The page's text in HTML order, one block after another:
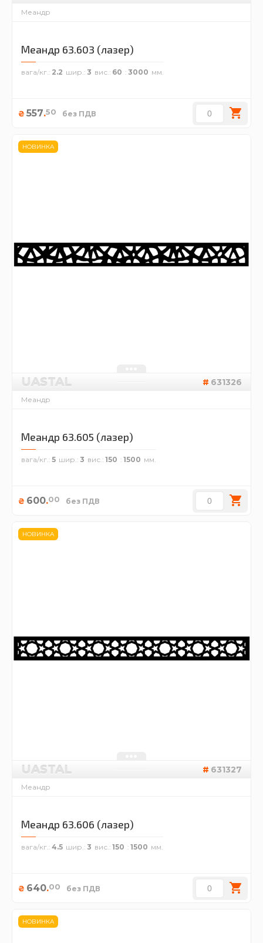
Меандр
Меандр 63.603 (лазер)
вага/кг. 2.2 шир. 3 вис. 60 3000
₴ 557.50 без ПДВ
НОВИНКА
UASTAL 631326
Меандр
Меандр 63.605 (лазер)
вага/кг. 5 шир. 3 вис. 150 1500
₴ 600.00 без ПДВ
НОВИНКА
UASTAL 631327
Меандр
Меандр 63.606 (лазер)
вага/кг. 4.5 шир. 3 вис. 150 1500
₴ 640.00 без ПДВ
НОВИНКА